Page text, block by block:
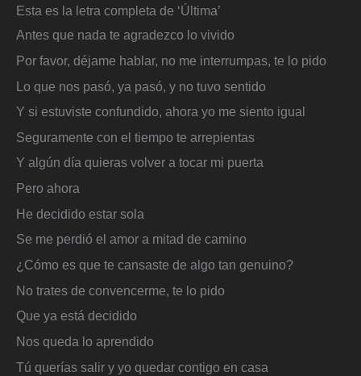
Esta es la letra completa de ‘Última’
Antes que nada te agradezco lo vivido
Por favor, déjame hablar, no me interrumpas, te lo pido
Lo que nos pasó, ya pasó, y no tuvo sentido
Y si estuviste confundido, ahora yo me siento igual
Seguramente con el tiempo te arrepientas
Y algún día quieras volver a tocar mi puerta
Pero ahora
He decidido estar sola
Se me perdió el amor a mitad de camino
¿Cómo es que te cansaste de algo tan genuino?
No trates de convencerme, te lo pido
Que ya está decidido
Nos queda lo aprendido
Tú querías salir y yo quedar contigo en casa